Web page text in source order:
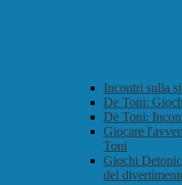
Incontri sulla
De Toni:
De Toni:
Giocare
Toni
Giochi
del